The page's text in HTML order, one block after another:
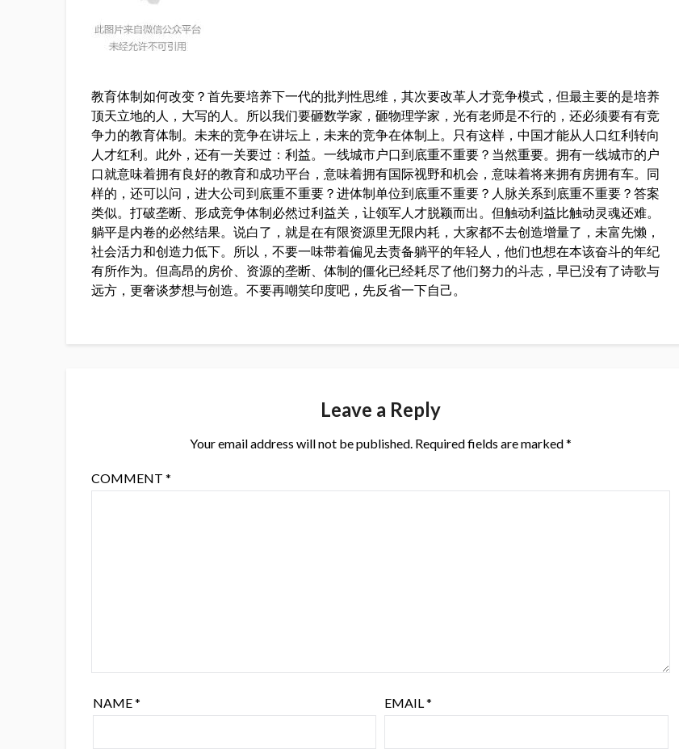
教育体制如何改变？首先要培养下一代的批判性思维，其次要改革人才竞争模式，但最主要的是培养
顶天立地的人，大写的人。所以我们要砸数学家，砸物理学家，光有老师是不行的，还必须要有有竞
争力的教育体制。未来的竞争在讲坛上，未来的竞争在体制上。只有这样，中国才能从人口红利转向
人才红利。此外，还有一关要过：利益。一线城市户口到底重不重要？当然重要。拥有一线城市的户
口就意味着拥有良好的教育和成功平台，意味着拥有国际视野和机会，意味着将来拥有房拥有车。同
样的，还可以问，进大公司到底重不重要？进体制单位到底重不重要？人脉关系到底重不重要？答案
类似。打破垄断、形成竞争体制必然过利益关，让领军人才脱颖而出。但触动利益比触动灵魂还难。
躺平是内卷的必然结果。说白了，就是在有限资源里无限内耗，大家都不去创造增量了，未富先懒，
社会活力和创造力低下。所以，不要一味带着偏见去责备躺平的年轻人，他们也想在本该奋斗的年纪
有所作为。但高昂的房价、资源的垄断、体制的僵化已经耗尽了他们努力的斗志，早已没有了诗歌与
远方，更奢谈梦想与创造。不要再嘲笑印度吧，先反省一下自己。
Leave a Reply
Your email address will not be published. Required fields are marked*
COMMENT*
NAME* EMAIL*